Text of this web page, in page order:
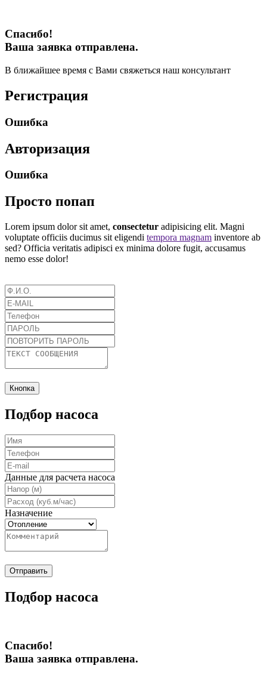
Спасибо!
Ваша заявка отправлена.
В ближайшее время с Вами свяжеться наш консультант
Регистрация
Ошибка
Авторизация
Ошибка
Просто попап
Lorem ipsum dolor sit amet, consectetur adipisicing elit. Magni
voluptate officiis ducimus sit eligendi tempora magnam inventore ab
sed? Officia veritatis adipisci ex minima dolore fugit, accusamus
nemo esse dolor!
Кнопка
Подбор насоса
Данные для расчета насоса
Назначение
Отправить
Подбор насоса
Спасибо!
Ваша заявка отправлена.